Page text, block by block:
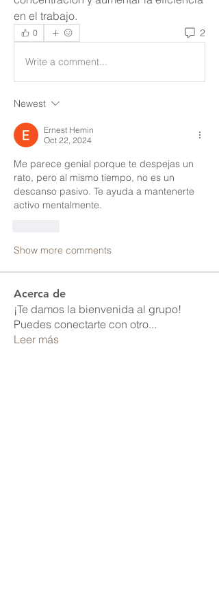
en el trabajo.
0 2
Write a comment...
Newest
Ernest Hemin
Oct 22, 2024
Me parece genial porque te despejas un
rato, pero al mismo tiempo, no es un
descanso pasivo. Te ayuda a mantenerte
activo mentalmente.
Show more comments
Acerca de
¡Te damos la bienvenida al grupo!
Puedes conectarte con otro...
Leer más